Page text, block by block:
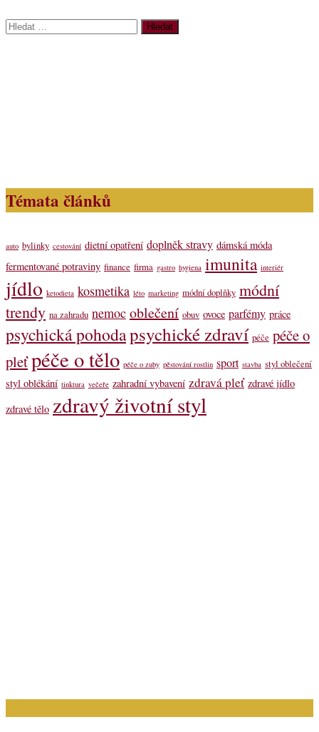
Vyhledávání
Témata článků
auto bylinky cestování dietní opatření doplněk stravy dámská móda
fermentované potraviny finance firma gastro hygiena imunita interiér
jídlo ketodieta kosmetika léto marketing módní doplňky módní
trendy na zahradu nemoc oblečení obuv ovoce parfémy práce
psychická pohodapsychické zdraví péče péče o
pleťpéče o tělo péče o zuby pěstování rostlin sport stavba styl oblečení
styl oblékání tinktura večeře zahradní vybavení zdravá pleť zdravé jídlo
zdravé tělo zdravý životní styl